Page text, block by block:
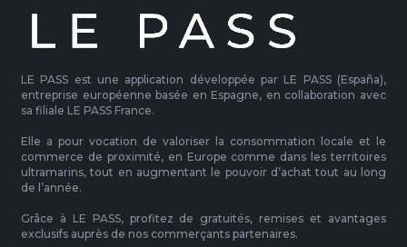
LE PASS est une application développée par LE PASS (España),
entreprise européenne basée en Espagne, en collaboration avec
sa filiale LE PASS France.
Elle a pour vocation de valoriser la consommation locale et le
commerce de proximité, en Europe comme dans les territoires
ultramarins, tout en augmentant le pouvoir d’achat tout au long
de l’année.
Grâce à LE PASS, profitez de gratuités, remises et avantages
exclusifs auprès de nos commerçants partenaires.